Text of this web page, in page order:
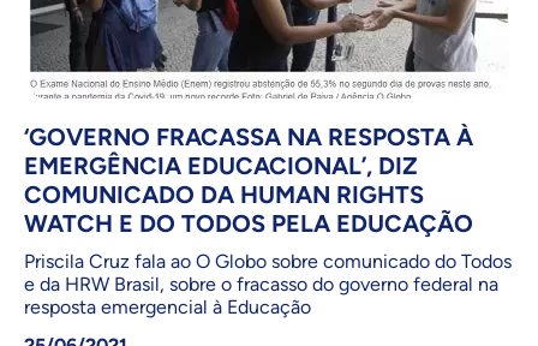
‘GOVERNO FRACASSA NA RESPOSTA À
EMERGÊNCIA EDUCACIONAL’, DIZ
COMUNICADO DA HUMAN RIGHTS
WATCH E DO TODOS PELA EDUCAÇÃO
Priscila Cruz fala ao O Globo sobre comunicado do Todos
e da HRW Brasil, sobre o fracasso do governo federal na
resposta emergencial à Educação